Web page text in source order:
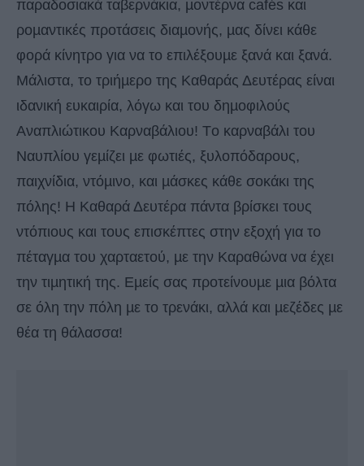
παραδοσιακά ταβερνάκια, µοντέρνα cafés και
ροµαντικές προτάσεις διαµονής, µας δίνει κάθε
φορά κίνητρο για να το επιλέξουµε ξανά και ξανά.
Μάλιστα, το τριήµερο της Καθαράς Δευτέρας είναι
ιδανική ευκαιρία, λόγω και του δηµοφιλούς
Αναπλιώτικου Καρναβάλιου! Tο καρναβάλι του
Ναυπλίου γεµίζει µε φωτιές, ξυλοπόδαρους,
παιχνίδια, ντόµινο, και µάσκες κάθε σοκάκι της
πόλης! Η Καθαρά Δευτέρα πάντα βρίσκει τους
ντόπιους και τους επισκέπτες στην εξοχή για το
πέταγµα του χαρταετού, µε την Καραθώνα να έχει
την τιµητική της. Εµείς σας προτείνουµε µια βόλτα
σε όλη την πόλη µε το τρενάκι, αλλά και µεζέδες µε
θέα τη θάλασσα!